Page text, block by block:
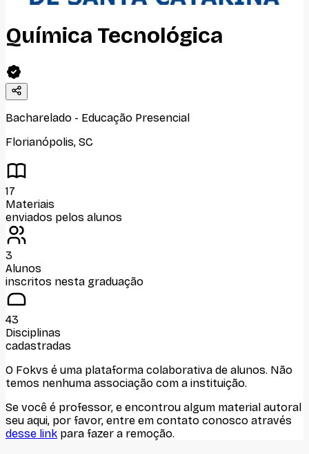
Química Tecnológica
Bacharelado - Educação Presencial
Florianópolis, SC
17
Materiais
enviados pelos alunos
3
Alunos
inscritos nesta graduação
43
Disciplinas
cadastradas
O Fokvs é uma plataforma colaborativa de alunos. Não
temos nenhuma associação com a instituição.
Se você é professor, e encontrou algum material autoral
seu aqui, por favor, entre em contato conosco através
desse link para fazer a remoção.